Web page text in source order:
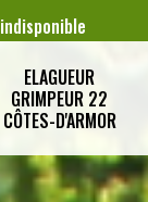
indisponible
ELAGUEUR
GRIMPEUR 22
CÔTES-D'ARMOR